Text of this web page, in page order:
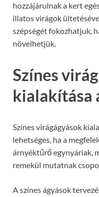
hozzájárulnak a kert
illatos virágok
szépségét fokozhatjuk,
növelhetjük.
Színes
kialakítása
Színes virágágyások
lehetséges, ha a
árnyéktűrő egynyáriak,
remekül mutatnak
A színes ágyások